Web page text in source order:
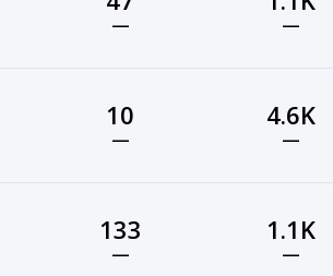
— —
10
—
4.6K
—
133
—
1.1K
—